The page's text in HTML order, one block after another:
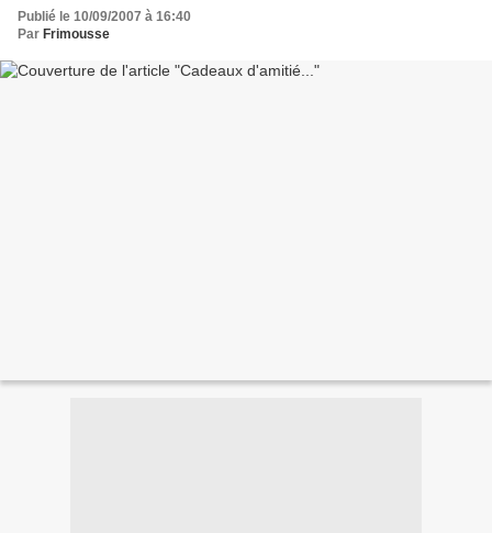
Publié le 10/09/2007 à 16:40
Par Frimousse